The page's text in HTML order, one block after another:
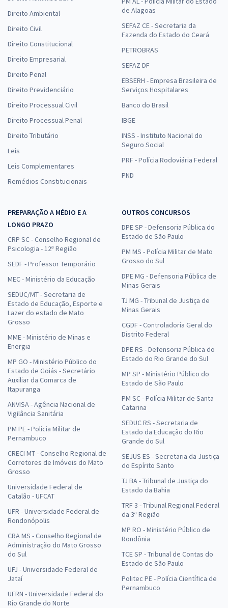
Direito Ambiental
Direito Civil
Direito Constitucional
Direito Empresarial
Direito Penal
Direito Previdenciário
Direito Processual Civil
Direito Processual Penal
Direito Tributário
Leis
Leis Complementares
Remédios Constitucionais
de Alagoas
SEFAZ CE - Secretaria da
Fazenda do Estado do Ceará
PETROBRAS
SEFAZ DF
EBSERH - Empresa Brasileira de
Serviços Hospitalares
Banco do Brasil
IBGE
INSS - Instituto Nacional do
Seguro Social
PRF - Polícia Rodoviária Federal
PND
PREPARAÇÃO A MÉDIO E A
LONGO PRAZO
CRP SC - Conselho Regional de
Psicologia - 12ª Região
SEDF - Professor Temporário
MEC - Ministério da Educação
SEDUC/MT - Secretaria de
Estado de Educação, Esporte e
Lazer do estado de Mato
Grosso
MME - Ministério de Minas e
Energia
MP GO - Ministério Público do
Estado de Goiás - Secretário
Auxiliar da Comarca de
Itapuranga
ANVISA - Agência Nacional de
Vigilância Sanitária
PM PE - Polícia Militar de
Pernambuco
CRECI MT - Conselho Regional de
Corretores de Imóveis do Mato
Grosso
Universidade Federal de
Catalão - UFCAT
UFR - Universidade Federal de
Rondonópolis
CRA MS - Conselho Regional de
Administração do Mato Grosso
do Sul
UFJ - Universidade Federal de
Jataí
UFRN - Universidade Federal do
Rio Grande do Norte
OUTROS CONCURSOS
DPE SP - Defensoria Pública do
Estado de São Paulo
PM MS - Polícia Militar de Mato
Grosso do Sul
DPE MG - Defensoria Pública de
Minas Gerais
TJ MG - Tribunal de Justiça de
Minas Gerais
CGDF - Controladoria Geral do
Distrito Federal
DPE RS - Defensoria Pública do
Estado do Rio Grande do Sul
MP SP - Ministério Público do
Estado de São Paulo
PM SC - Polícia Militar de Santa
Catarina
SEDUC RS - Secretaria de
Estado da Educação do Rio
Grande do Sul
SEJUS ES - Secretaria da Justiça
do Espírito Santo
TJ BA - Tribunal de Justiça do
Estado da Bahia
TRF 3 - Tribunal Regional Federal
da 3ª Região
MP RO - Ministério Público de
Rondônia
TCE SP - Tribunal de Contas do
Estado de São Paulo
Politec PE - Polícia Científica de
Pernambuco